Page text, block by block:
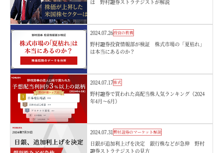
は 野村證券ストラテジストが解説
2024.07.26投資の教養
野村證券投資情報部が検証 株式市場の「夏枯れ」
は本当にあるのか？
2024.07.17株式
野村證券で買われた高配当株人気ランキング（2024
年4月～6月）
2024.07.31野村證券のマーケット解説
日銀が追加利上げを決定 銀行株などが急伸 野村
證券ストラテジストの見方